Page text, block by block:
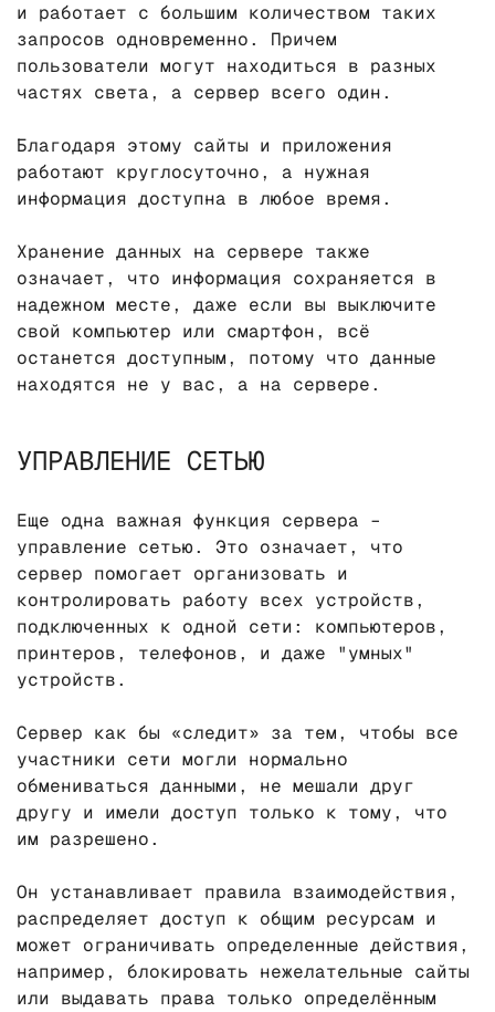
и работает с большим количеством таких
запросов одновременно. Причем
пользователи могут находиться в разных
частях света, а сервер всего один.
Благодаря этому сайты и приложения
работают круглосуточно, а нужная
информация доступна в любое время.
Хранение данных на сервере также
означает, что информация сохраняется в
надежном месте, даже если вы выключите
свой компьютер или смартфон, всё
останется доступным, потому что данные
находятся не у вас, а на сервере.
УПРАВЛЕНИЕ СЕТЬЮ
Еще одна важная функция сервера –
управление сетью. Это означает, что
сервер помогает организовать и
контролировать работу всех устройств,
подключенных к одной сети: компьютеров,
принтеров, телефонов, и даже "умных"
устройств.
Сервер как бы «следит» за тем, чтобы все
участники сети могли нормально
обмениваться данными, не мешали друг
другу и имели доступ только к тому, что
им разрешено.
Он устанавливает правила взаимодействия,
распределяет доступ к общим ресурсам и
может ограничивать определенные действия,
например, блокировать нежелательные сайты
или выдавать права только определённым